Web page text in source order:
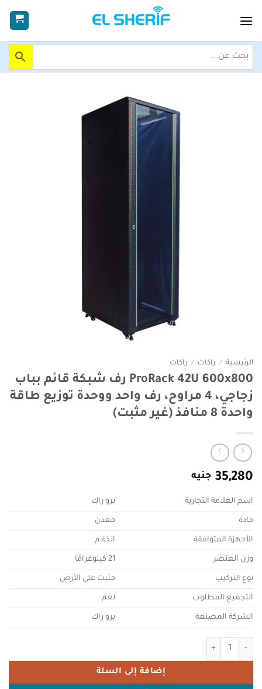
للمحتوى
الرئيسية / راكات / راكات
ProRack 42U 600x800 رف شبكة قائم بباب
زجاجي، 4 مراوح، رف واحد ووحدة توزيع طاقة
واحدة 8 منافذ (غير مثبت)
35,280 جنيه
اسم العلامة التجارية برو راك
مادة معدن
الأجهزة المتوافقة الخادم
وزن العنصر 21 كيلوغرامًا
نوع التركيب مثبت على الأرض
التجميع المطلوب نعم
الشركة المصنعة برو راك
إضافة إلى السلة